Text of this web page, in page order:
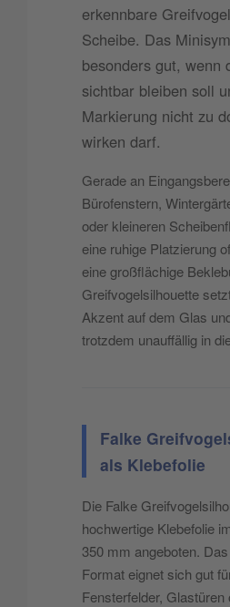
erkennbare
Scheibe. Das
besonders gut, wenn
sichtbar bleiben soll
Markierung nicht zu
wirken darf.
Gerade an
Bürofenstern,
oder kleineren
eine ruhige Platzierung
eine großflächige
Greifvogelsilhouette
Akzent auf dem Glas
trotzdem unauffällig in
Falke
als Klebefolie
Die Falke
hochwertige Klebefolie
350 mm angeboten.
Format eignet sich gut
Fensterfelder,